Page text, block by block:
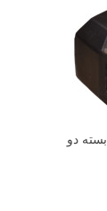
دمبل شش ضلعی مشکی 50 کیلویی STAR بسته دو